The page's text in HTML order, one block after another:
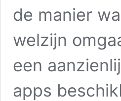
de manier
welzijn
een
apps